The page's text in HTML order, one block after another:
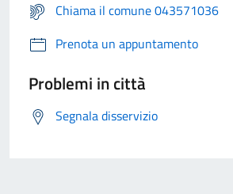
Chiama il comune 043571036
Prenota un appuntamento
Problemi in città
Segnala disservizio